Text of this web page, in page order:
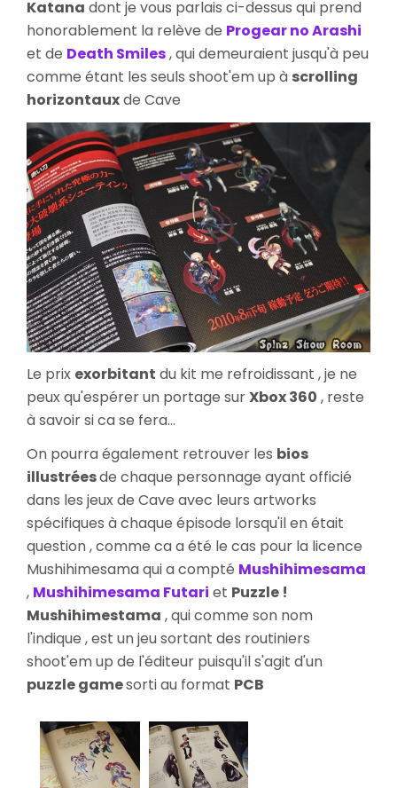
Katana dont je vous parlais ci-dessus qui prend
honorablement la relève de Progear no Arashi
et de Death Smiles, qui demeuraient jusqu'à peu
comme étant les seuls shoot'em up à scrolling
horizontauxde Cave
Le prix exorbitant du kit me refroidissant , je ne
peux qu'espérer un portage surXbox 360 , reste
à savoir si ca se fera...
On pourra également retrouver les bios
illustréesde chaque personnage ayant officié
dans les jeux de Cave avec leurs artworks
spécifiques à chaque épisode lorsqu'il en était
question , comme ca a été le cas pour la licence
Mushihimesama qui a compté Mushihimesama
, Mushihimesama Futari et Puzzle !
Mushihimestama , qui comme son nom
l'indique , est un jeu sortant des routiniers
shoot'em up de l'éditeur puisqu'il s'agit d'un
puzzle gamesorti au format PCB